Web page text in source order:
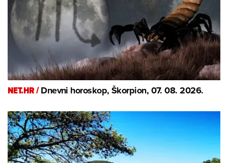
NET.HR /Dnevni horoskop, Škorpion, 07. 08. 2026.